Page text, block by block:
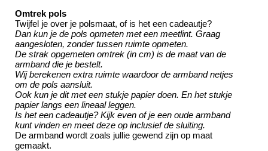
Omtrek pols
Twijfel je over je polsmaat, of is het een cadeautje?
Dan kun je de pols opmeten met een meetlint. Graag
aangesloten, zonder tussen ruimte opmeten.
De strak opgemeten omtrek (in cm) is de maat van de
armband die je bestelt.
Wij berekenen extra ruimte waardoor de armband netjes
om de pols aansluit.
Ook kun je dit met een stukje papier doen. En het stukje
papier langs een lineaal leggen.
Is het een cadeautje? Kijk even of je een oude armband
kunt vinden en meet deze op inclusief de sluiting.
De armband wordt zoals jullie gewend zijn op maat
gemaakt.